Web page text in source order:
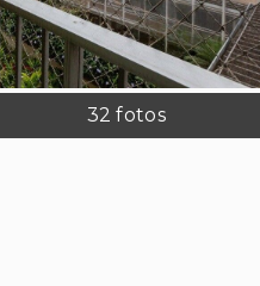
32 fotos